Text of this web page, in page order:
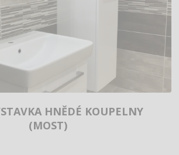
HNĚDÉ KOUPELNY
(MOST)